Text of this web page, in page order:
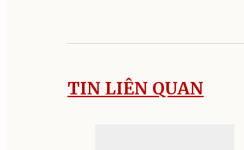
TIN LIÊN QUAN